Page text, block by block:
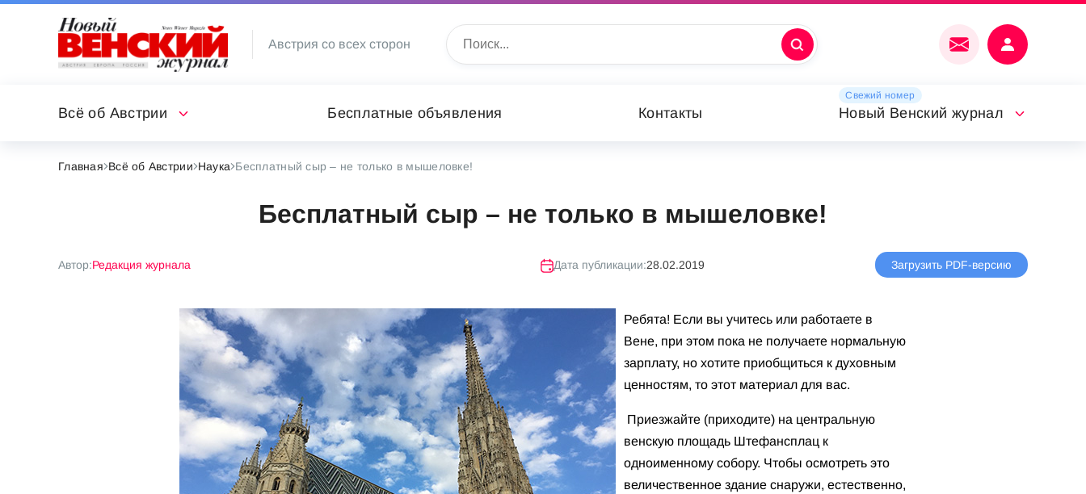
Австрия со всех сторон
Всё об Австрии Бесплатные объявления Контакты
Свежий номер
Новый Венский журнал
Главная Всё об Австрии Наука Бесплатный сыр – не только в мышеловке!
Бесплатный сыр – не только в мышеловке!
Автор:Редакция журнала Дата публикации:28.02.2019 Загрузить PDF-версию
Ребята! Если вы учитесь или работаете в
Вене, при этом пока не получаете нормальную
зарплату, но хотите приобщиться к духовным
ценностям, то этот материал для вас.
Приезжайте (приходите) на центральную
венскую площадь Штефансплац к
одноименному собору. Чтобы осмотреть это
величественное здание снаружи, естественно,